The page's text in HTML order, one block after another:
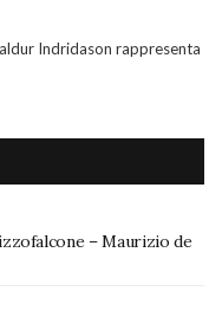
Indridason rappresenta
– Maurizio de